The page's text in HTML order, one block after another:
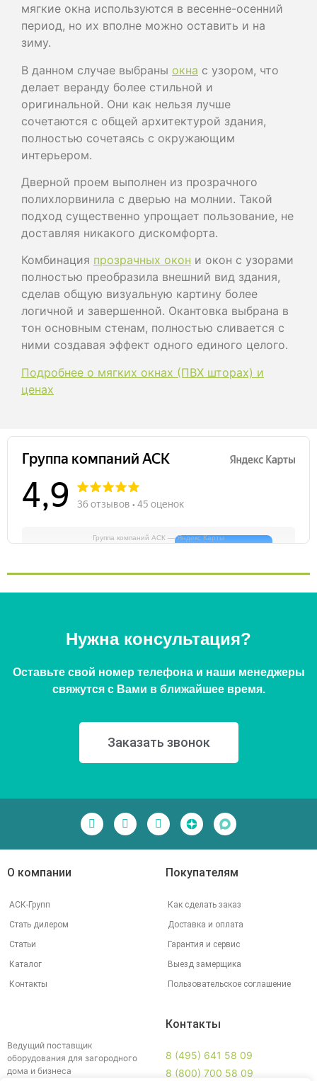
мягкие окна используются в весенне-осенний
период, но их вполне можно оставить и на
зиму.
В данном случае выбраны окна с узором, что
делает веранду более стильной и
оригинальной. Они как нельзя лучше
сочетаются с общей архитектурой здания,
полностью сочетаясь с окружающим
интерьером.
Дверной проем выполнен из прозрачного
полихлорвинила с дверью на молнии. Такой
подход существенно упрощает пользование, не
доставляя никакого дискомфорта.
Комбинация прозрачных окон и окон с узорами
полностью преобразила внешний вид здания,
сделав общую визуальную картину более
логичной и завершенной. Окантовка выбрана в
тон основным стенам, полностью сливается с
ними создавая эффект одного единого целого.
Подробнее о мягких окнах (ПВХ шторах) и
ценах
Группа компаний АСК — Яндекс Карты
Нужна консультация?
Оставьте свой номер телефона и наши менеджеры
свяжутся с Вами в ближайшее время.
Заказать звонок
Ведущий поставщик
оборудования для загородного
дома и бизнеса
О компании
АСК-Групп
Стать дилером
Статьи
Каталог
Контакты
Покупателям
Как сделать заказ
Доставка и оплата
Гарантия и сервис
Выезд замерщика
Пользовательское соглашение
Контакты
8 (495) 641 58 09
8 (800) 700 58 09